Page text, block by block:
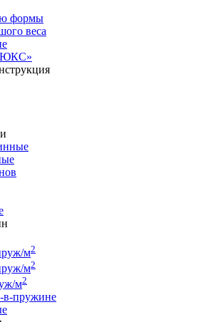
формы
веса
м2
м2
м2
пружине